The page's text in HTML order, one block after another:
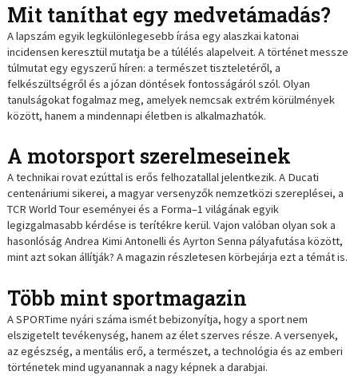
Mit taníthat egy medvetámadás?
A lapszám egyik legkülönlegesebb írása egy alaszkai katonai
incidensen keresztül mutatja be a túlélés alapelveit. A történet messze
túlmutat egy egyszerű híren: a természet tiszteletéről, a
felkészültségről és a józan döntések fontosságáról szól. Olyan
tanulságokat fogalmaz meg, amelyek nemcsak extrém körülmények
között, hanem a mindennapi életben is alkalmazhatók.
A motorsport szerelmeseinek
A technikai rovat ezúttal is erős felhozatallal jelentkezik. A Ducati
centenáriumi sikerei, a magyar versenyzők nemzetközi szereplései, a
TCR World Tour eseményei és a Forma–1 világának egyik
legizgalmasabb kérdése is terítékre kerül. Vajon valóban olyan sok a
hasonlóság Andrea Kimi Antonelli és Ayrton Senna pályafutása között,
mint azt sokan állítják? A magazin részletesen körbejárja ezt a témát is.
Több mint sportmagazin
A SPORTime nyári száma ismét bebizonyítja, hogy a sport nem
elszigetelt tevékenység, hanem az élet szerves része. A versenyek,
az egészség, a mentális erő, a természet, a technológia és az emberi
történetek mind ugyanannak a nagy képnek a darabjai.